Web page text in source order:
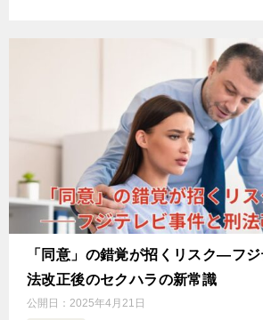
「同意」の錯覚が招くリスク―フ
法改正後のセクハラの新常識
公開日： 2025年4月21日